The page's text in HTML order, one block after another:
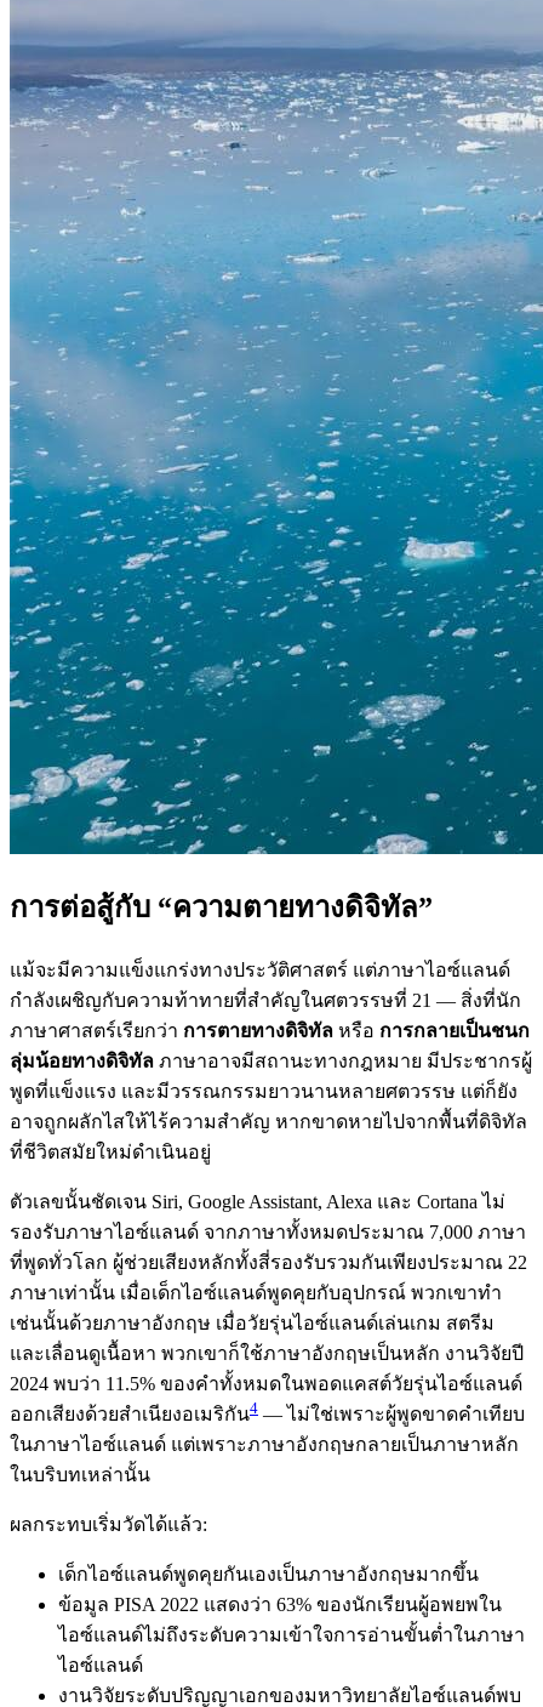
การต่อสู้กับ “ความตายทางดิจิทัล”
แม้จะมีความแข็งแกร่งทางประวัติศาสตร์ แต่ภาษาไอซ์แลนด์
กำลังเผชิญกับความท้าทายที่สำคัญในศตวรรษที่ 21 — สิ่งที่นัก
ภาษาศาสตร์เรียกว่า การตายทางดิจิทัล หรือ การกลายเป็นชนก
ลุ่มน้อยทางดิจิทัล ภาษาอาจมีสถานะทางกฎหมาย มีประชากรผู้
พูดที่แข็งแรง และมีวรรณกรรมยาวนานหลายศตวรรษ แต่ก็ยัง
อาจถูกผลักไสให้ไร้ความสำคัญ หากขาดหายไปจากพื้นที่ดิจิทัล
ที่ชีวิตสมัยใหม่ดำเนินอยู่
ตัวเลขนั้นชัดเจน Siri, Google Assistant, Alexa และ Cortana ไม่
รองรับภาษาไอซ์แลนด์ จากภาษาทั้งหมดประมาณ 7,000 ภาษา
ที่พูดทั่วโลก ผู้ช่วยเสียงหลักทั้งสี่รองรับรวมกันเพียงประมาณ 22
ภาษาเท่านั้น เมื่อเด็กไอซ์แลนด์พูดคุยกับอุปกรณ์ พวกเขาทำ
เช่นนั้นด้วยภาษาอังกฤษ เมื่อวัยรุ่นไอซ์แลนด์เล่นเกม สตรีม
และเลื่อนดูเนื้อหา พวกเขาก็ใช้ภาษาอังกฤษเป็นหลัก งานวิจัยปี
2024 พบว่า 11.5% ของคำทั้งหมดในพอดแคสต์วัยรุ่นไอซ์แลนด์
ออกเสียงด้วยสำเนียงอเมริกัน4 — ไม่ใช่เพราะผู้พูดขาดคำเทียบ
ในภาษาไอซ์แลนด์ แต่เพราะภาษาอังกฤษกลายเป็นภาษาหลัก
ในบริบทเหล่านั้น
ผลกระทบเริ่มวัดได้แล้ว:
เด็กไอซ์แลนด์พูดคุยกันเองเป็นภาษาอังกฤษมากขึ้น
ข้อมูล PISA 2022 แสดงว่า 63% ของนักเรียนผู้อพยพใน
ไอซ์แลนด์ไม่ถึงระดับความเข้าใจการอ่านขั้นต่ำในภาษา
ไอซ์แลนด์
งานวิจัยระดับปริญญาเอกของมหาวิทยาลัยไอซ์แลนด์พบ